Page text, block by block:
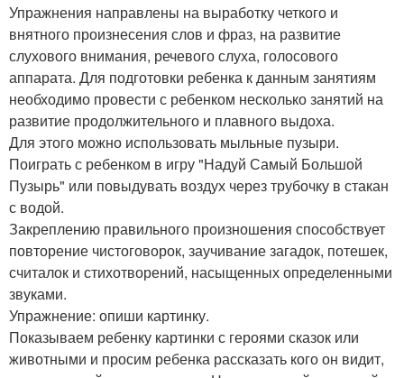
Упражнения направлены на выработку четкого и
внятного произнесения слов и фраз, на развитие
слухового внимания, речевого слуха, голосового
аппарата. Для подготовки ребенка к данным занятиям
необходимо провести с ребенком несколько занятий на
развитие продолжительного и плавного выдоха.
Для этого можно использовать мыльные пузыри.
Поиграть с ребенком в игру "Надуй Самый Большой
Пузырь" или повыдувать воздух через трубочку в стакан
с водой.
Закреплению правильного произношения способствует
повторение чистоговорок, заучивание загадок, потешек,
считалок и стихотворений, насыщенных определенными
звуками.
Упражнение: опиши картинку.
Показываем ребенку картинки с героями сказок или
животными и просим ребенка рассказать кого он видит,